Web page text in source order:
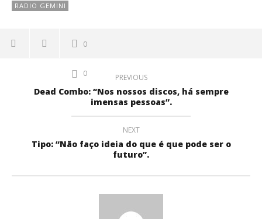
RADIO GEMINI
0
0 PREVIOUS
Dead Combo: “Nos nossos discos, há sempre
imensas pessoas”.
NEXT
Tipo: “Não faço ideia do que é que pode ser o
futuro”.